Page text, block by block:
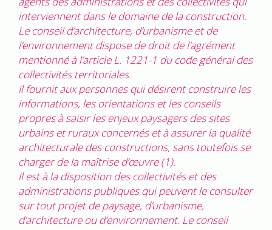
interviennent dans le domaine de la construction.
Le conseil d’architecture, d’urbanisme et de
l’environnement dispose de droit de l’agrément
mentionné à l’article L. 1221-1 du code général des
collectivités territoriales.
Il fournit aux personnes qui désirent construire les
informations, les orientations et les conseils
propres à saisir les enjeux paysagers des sites
urbains et ruraux concernés et à assurer la qualité
architecturale des constructions, sans toutefois se
charger de la maîtrise d’œuvre (1).
Il est à la disposition des collectivités et des
administrations publiques qui peuvent le consulter
sur tout projet de paysage, d’urbanisme,
d’architecture ou d’environnement. Le conseil